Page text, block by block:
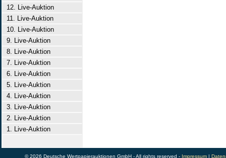
12. Live-Auktion
11. Live-Auktion
10. Live-Auktion
9. Live-Auktion
8. Live-Auktion
7. Live-Auktion
6. Live-Auktion
5. Live-Auktion
4. Live-Auktion
3. Live-Auktion
2. Live-Auktion
1. Live-Auktion
© 2026 Deutsche Wertpapierauktionen GmbH - All rights reserved - Impressum|